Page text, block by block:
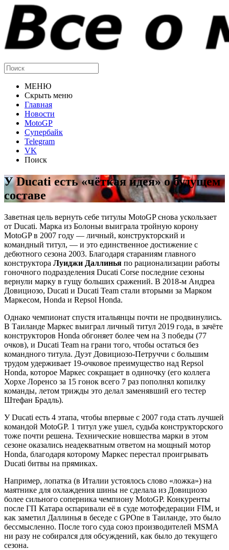
МЕНЮ
Скрыть меню
Главная
Новости
MotoGP
Супербайк
Telegram
VK
Поиск
У Ducati есть «чёткая идея» о будущем
составе
Заветная цель вернуть себе титулы MotoGP снова ускользает
от Ducati. Марка из Болоньи выиграла тройную корону
MotoGP в 2007 году — личный, конструкторский и
командный титул, — и это единственное достижение с
дебютного сезона 2003. Благодаря стараниям главного
конструктора Луиджи Даллинья по рационализации работы
гоночного подразделения Ducati Corse последние сезоны
вернули марку в гущу больших сражений. В 2018-м Андреа
Довициозо, Ducati и Ducati Team стали вторыми за Марком
Маркесом, Honda и Repsol Honda.
Однако чемпионат спустя итальянцы почти не продвинулись.
В Таиланде Маркес выиграл личный титул 2019 года, в зачёте
конструкторов Honda обгоняет более чем на 3 победы (77
очков), и Ducati Team на грани того, чтобы остаться без
командного титула. Дуэт Довициозо-Петруччи с большим
трудом удерживает 19-очковое преимущество над Repsol
Honda, которое Маркес сокращает в одиночку (его коллега
Хорхе Лоренсо за 15 гонок всего 7 раз пополнял копилку
команды, летом трижды это делал заменявший его тестер
Штефан Брадль).
У Ducati есть 4 этапа, чтобы впервые с 2007 года стать лучшей
командой MotoGP. 1 титул уже ушел, судьба конструкторского
тоже почти решена. Технические новшества марки в этом
сезоне оказались неадекватным ответом на мощный мотор
Honda, благодаря которому Маркес перестал проигрывать
Ducati битвы на прямиках.
Например, лопатка (в Италии устоялось слово «ложка») на
маятнике для охлаждения шины не сделала из Довициозо
более сильного соперника чемпиону MotoGP. Конкуренты
после ГП Катара оспаривали её в суде мотофедерации FIM, и
как заметил Даллинья в беседе с GPOne в Таиланде, это было
бессмысленно. После того суда союз производителей MSMA
ни разу не собирался для обсуждений, как было до текущего
сезона.